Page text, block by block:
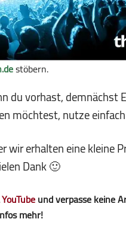
stöbern.
du vorhast, demnächst
möchtest, nutze einfach
wir erhalten eine kleine
Dank 🙂
YouTubeund verpasse keine
mehr!